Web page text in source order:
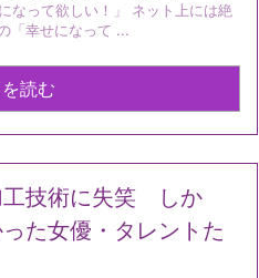
なって欲しい！」 ネット上には絶
「幸せになって ...
読む
工技術に失笑 しか
た女優・タレントた